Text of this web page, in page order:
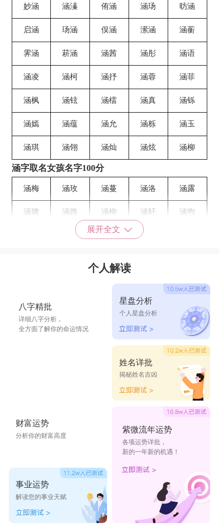
妙涵 涵溱 侑涵 涵玚 昉涵
启涵 玚涵 俣涵 潆涵 涵蘅
霁涵 菥涵 涵茜 涵彤 涵语
涵凌 涵柯 涵抒 涵蓉 涵菲
涵枫 涵铉 涵檑 涵真 涵铄
涵嫣 涵蕴 涵允 涵栎 涵玉
涵琪 涵翎 涵灿 涵炫 涵柳
涵字取名女孩名字100分
涵梅 涵玫 涵蔓 涵洛 涵露
涵璐 涵路 涵柳 涵轩 涵煦
涵旭 涵栩 涵虚
涵芸 涵予 涵如
涵梦 涵斐 涵洋
涵馨 涵茴 涵楠 萤涵
冬涵
涵贺 涵涩
涵泽 涵苗 涵晨
茂涵 涵爽
展开全文
个人解读
八字精批
详细八字分析，
全方面了解你的命运情况
财富运势
分析你的财富高度
事业运势
解读您的事业天赋
星盘分析
个人星盘分析
姓名详批
揭秘姓名吉凶
紫微流年运势
各项运势详批，
新的一年新的机遇！